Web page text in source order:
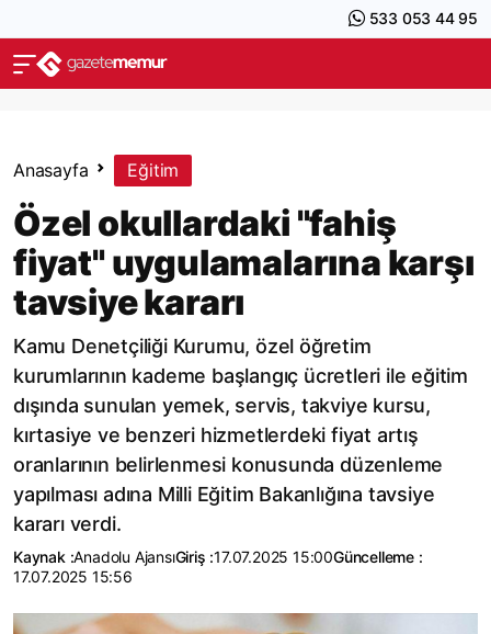
533 053 44 95
Anasayfa Eğitim
Özel okullardaki "fahiş
fiyat" uygulamalarına karşı
tavsiye kararı
Kamu Denetçiliği Kurumu, özel öğretim
kurumlarının kademe başlangıç ücretleri ile eğitim
dışında sunulan yemek, servis, takviye kursu,
kırtasiye ve benzeri hizmetlerdeki fiyat artış
oranlarının belirlenmesi konusunda düzenleme
yapılması adına Milli Eğitim Bakanlığına tavsiye
kararı verdi.
Kaynak :Anadolu AjansıGiriş :17.07.2025 15:00Güncelleme :
17.07.2025 15:56